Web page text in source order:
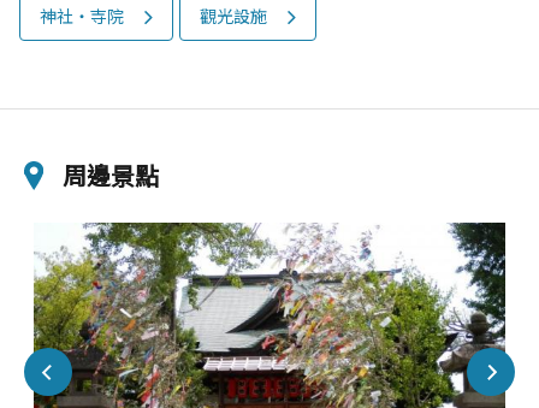
神社‧寺院 觀光設施
周邊景點